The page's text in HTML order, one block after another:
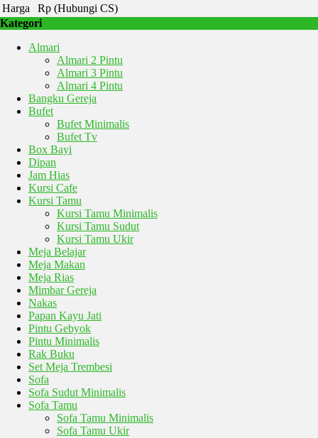
Harga
Rp (Hubungi CS)
Kategori
Almari
Almari 2 Pintu
Almari 3 Pintu
Almari 4 Pintu
Bangku Gereja
Bufet
Bufet Minimalis
Bufet Tv
Box Bayi
Dipan
Jam Hias
Kursi Cafe
Kursi Tamu
Kursi Tamu Minimalis
Kursi Tamu Sudut
Kursi Tamu Ukir
Meja Belajar
Meja Makan
Meja Rias
Mimbar Gereja
Nakas
Papan Kayu Jati
Pintu Gebyok
Pintu Minimalis
Rak Buku
Set Meja Trembesi
Sofa
Sofa Sudut Minimalis
Sofa Tamu
Sofa Tamu Minimalis
Sofa Tamu Ukir